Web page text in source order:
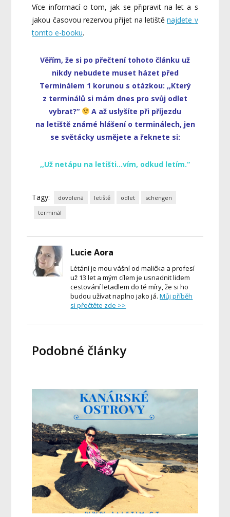
Více informací o tom, jak se připravit na let a s
jakou časovou rezervou přijet na letištěnajdete v
tomto e-booku.
Věřím, že si po přečtení tohoto článku už
nikdy nebudete muset házet před
Terminálem 1 korunou s otázkou: ,,Který
z terminálů si mám dnes pro svůj odlet
vybrat?“
A až uslyšíte při příjezdu
na letiště známé hlášení o terminálech, jen
se světácky usmějete a řeknete si:
,,Už netápu na letišti…vím, odkud letím.“
Tagy: dovolená letiště odlet
schengen
terminál
Lucie Aora
Létání je mou vášní od malička a profesí
už 13 let a mým cílem je usnadnit lidem
cestování letadlem do té míry, že si ho
budou užívat naplno jako já.Můj příběh
si přečtěte zde >>
Podobné články